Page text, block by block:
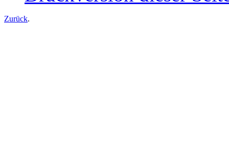
Zurück.